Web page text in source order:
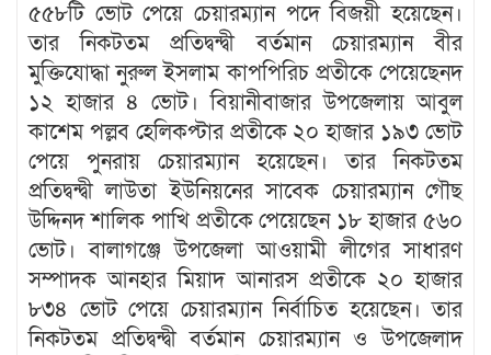
৫৫৮টি ভোট পেয়ে চেয়ারম্যান পদে বিজয়ী হয়েছেন।
তার নিকটতম প্রতিদ্বন্দ্বী বর্তমান চেয়ারম্যান বীর
মুক্তিযোদ্ধা নুরুল ইসলাম কাপপিরিচ প্রতীকে পেয়েছেনদ
১২ হাজার ৪ ভোট। বিয়ানীবাজার উপজেলায় আবুল
কাশেম পল্লব হেলিকপ্টার প্রতীকে ২০ হাজার ১৯৩ ভোট
পেয়ে পুনরায় চেয়ারম্যান হয়েছেন। তার নিকটতম
প্রতিদ্বন্দ্বী লাউতা ইউনিয়নের সাবেক চেয়ারম্যান গৌছ
উদ্দিনদ শালিক পাখি প্রতীকে পেয়েছেন ১৮ হাজার ৫৬০
ভোট। বালাগঞ্জে উপজেলা আওয়ামী লীগের সাধারণ
সম্পাদক আনহার মিয়াদ আনারস প্রতীকে ২০ হাজার
৮৩৪ ভোট পেয়ে চেয়ারম্যান নির্বাচিত হয়েছেন। তার
নিকটতম প্রতিদ্বন্দ্বী বর্তমান চেয়ারম্যান ও উপজেলাদ